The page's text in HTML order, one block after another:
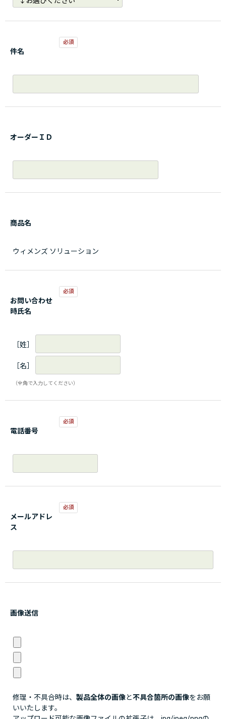
件名
オーダーＩＤ
商品名
ウィメンズ ソリューション
お問い合わせ
時氏名
［姓］
［名］
（全角で入力してください）
電話番号
メールアドレ
ス
画像送信
修理・不具合時は、 製品全体の画像と不具合箇所の画像をお願
いいたします。